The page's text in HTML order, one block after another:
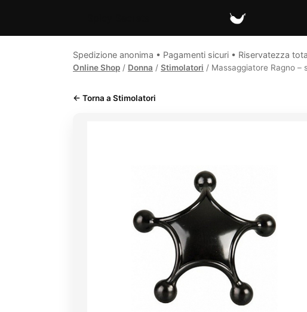
Spedizione anonima • Pagamenti sicuri • Riservatezza
Online Shop / Donna / Stimolatori / Massaggiatore Ragno –
← Torna a Stimolatori